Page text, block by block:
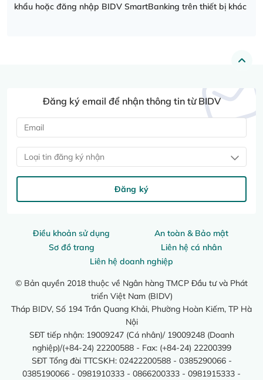
khẩu hoặc đăng nhập BIDV SmartBanking trên thiết bị khác
Điều khoản sử dụng
An toàn & Bảo mật
Sơ đồ trang
Liên hệ cá nhân
Liên hệ doanh nghiệp
© Bản quyền 2018 thuộc về Ngân hàng TMCP Đầu tư và Phát
triển Việt Nam (BIDV)
Tháp BIDV, Số 194 Trần Quang Khải, Phường Hoàn Kiếm, TP Hà
Nội
SĐT tiếp nhận: 19009247 (Cá nhân)/ 19009248 (Doanh
nghiệp)/(+84-24) 22200588 - Fax: (+84-24) 22200399
SĐT Tổng đài TTCSKH: 02422200588 - 0385290066 -
0385190066 - 0981910333 - 0866200333 - 0981915333 -
Đăng ký email để nhận thông tin từ BIDV
Loại tin đăng ký nhận
Đăng ký